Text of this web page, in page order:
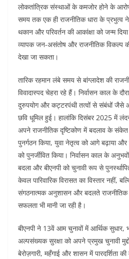
लोकतांत्रिक संस्थाओं के कमजोर होने के
समय तक एक ही राजनीतिक धारा के प्रभुत्व
थकान और परिवर्तन की आकांक्षा को जन्म
व्यापक जन-असंतोष और राजनीतिक विकल्प
देखा जा सकता।
तारिक रहमान लंबे समय से बांग्लादेश की
विवादास्पद चेहरा रहे हैं। निर्वासन काल के
दुरुपयोग और कट्टरपंथी तत्वों से संबंधों जैसे
छवि धूमिल हुई। हालांकि दिसंबर 2025 में
अपने राजनीतिक दृष्टिकोण में बदलाव के संकेत
पुनर्गठन किया, युवा नेतृत्व को आगे बढ़ाया
को पुनर्जीवित किया। निर्वासन काल के
बदला और बीएनपी को चुनावी रूप से
केवल पारिवारिक विरासत का विस्तार नहीं,
संगठनात्मक अनुशासन और बदलते राजनीतिक
सफलता भी मानी जा रही है।
बीएनपी ने 13वें आम चुनावों में आर्थिक सुधार,
अल्पसंख्यक सुरक्षा को अपने प्रमुख चुनावी
बेरोज़गारी, महँगाई और शासन में पारदर्शिता